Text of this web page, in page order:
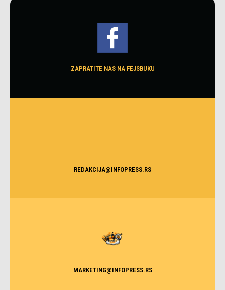
ZAPRATITE NAS NA FEJSBUKU
REDAKCIJA@INFOPRESS.RS
MARKETING@INFOPRESS.RS